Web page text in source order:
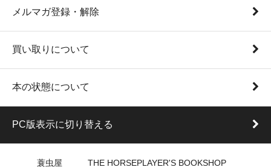
メルマガ登録・解除
買い取りについて
本の状態について
PC版表示に切り替える
蓑虫屋 THE HORSEPLAYER'S BOOKSHOP